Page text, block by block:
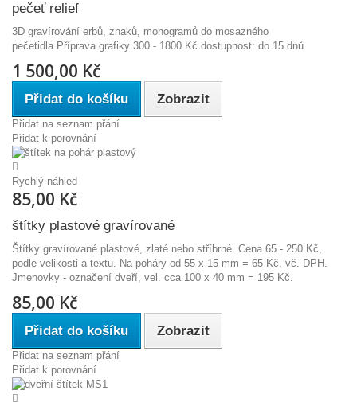
pečeť relief
3D gravírování erbů, znaků, monogramů do mosazného
pečetidla.Příprava grafiky 300 - 1800 Kč.dostupnost: do 15 dnů
1 500,00 Kč
Přidat do košíku Zobrazit
Přidat na seznam přání
Přidat k porovnání
Rychlý náhled
85,00 Kč
štítky plastové gravírované
Štítky gravírované plastové, zlaté nebo stříbrné. Cena 65 - 250 Kč,
podle velikosti a textu. Na poháry od 55 x 15 mm = 65 Kč, vč. DPH.
Jmenovky - označení dveří, vel. cca 100 x 40 mm = 195 Kč.
85,00 Kč
Přidat do košíku Zobrazit
Přidat na seznam přání
Přidat k porovnání